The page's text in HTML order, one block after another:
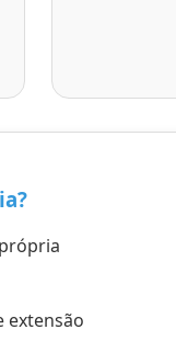
extensão